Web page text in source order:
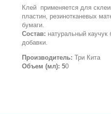
Клей применяется для
пластин, резинотканевых
бумаги.
Состав: натуральный каучук
добавки.
Производитель:Три Кита
Объем (мл): 50